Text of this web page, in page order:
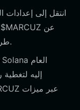
طريق البحث عن عنوان العقد الخاص به.